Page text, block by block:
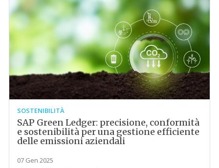
SOSTENIBILITÀ
SAP Green Ledger: precisione, conformità
e sostenibilità per una gestione efficiente
delle emissioni aziendali
07 Gen 2025